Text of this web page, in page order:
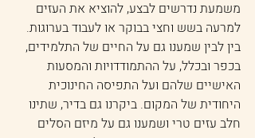
משמעת נדרשים לבצע, להוציא את העזים
למרעה בשש וחצי בבוקר או לעבוד בערוגות.
בין לבין שמענו גם על החיים של התלמידים,
בכפר ובכלל, על ההתמודדויות והמסעות
האישיים שלהם ועל התפיסה החינוכית
היחודית של המקום. ביקרנו גם בדיר, שתינו
חלב עזים טרי ושמענו גם על מיזם הסלים